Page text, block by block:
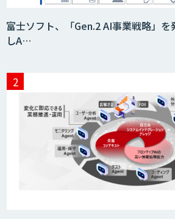
富士ソフト、「Gen.2 AI事業戦略」
しA…